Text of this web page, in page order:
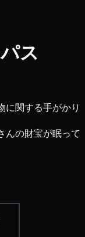
ス
に関する手がかり
んの財宝が眠って